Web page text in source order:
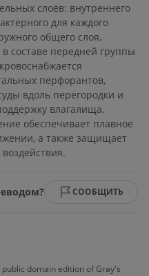
слоёв: внутреннего
для каждого
общего слоя,
составе передней группы
перфорантов,
вдоль перегородки и
влагалища.
обеспечивает плавное
а также защищает
СООБЩИТЬ
domain edition of Gray's